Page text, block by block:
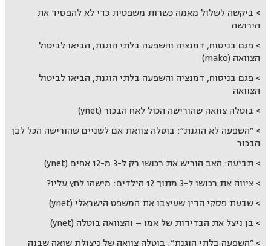
ביקשה לשלול מאמה כשרות משפטית כדי לא להפסיד את
הירושה
פגם בניסוח, דמנציה והשפעה בלתי הוגנת, הביאו לביטול
הצוואה (mako)
פגם בניסוח, דמנציה והשפעה בלתי הוגנת, הביאו לביטול
הצוואה
בוטלה צוואה שהורישה הכול לאח הבכור (ynet)
״השפעה לא הוגנת״: בוטלה צוואת אם לשניים שהורישה הכל לבן
הבכור
תביעה: האב הוריש את רכושו רק ל-3 מ-12 אחים (ynet)
ציווה את רכושו ל-3 מתוך 12 הילדים: מישהו לחץ עליו?
שבעת פסקי הדין שעיצבו את המשפט הישראלי (ynet)
בן ניצל את הבדידות של אמו – והצוואה בוטלה (ynet)
״השפעה בלתי הוגנת״: בוטלה צוואה של ניצולת שואה שבנה